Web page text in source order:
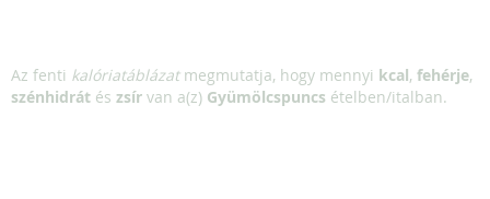
Az fenti kalóriatáblázatmegmutatja, hogy mennyi kcal, fehérje,
szénhidrát és zsír van a(z) Gyümölcspuncs ételben/italban.